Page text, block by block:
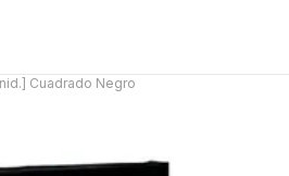
Cuadrado Negro